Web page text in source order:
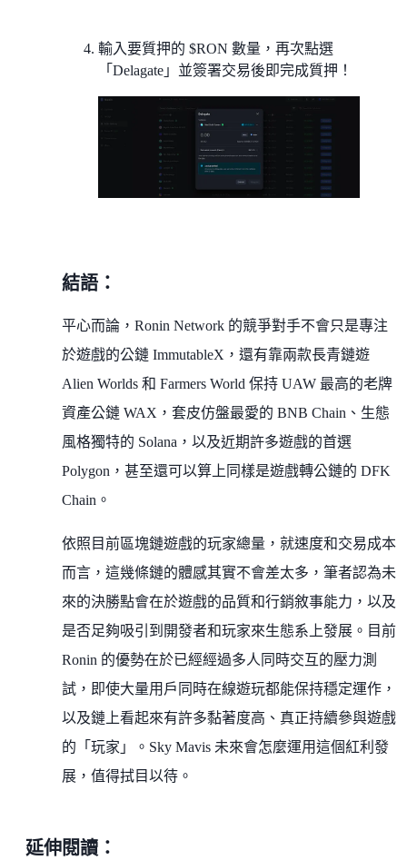
輸入要質押的 $RON 數量，再次點選
「Delagate」並簽署交易後即完成質押！
結語：
平心而論，Ronin Network 的競爭對手不會只是專注
於遊戲的公鏈 ImmutableX，還有靠兩款長青鏈遊
Alien Worlds 和 Farmers World 保持 UAW 最高的老牌
資產公鏈 WAX，套皮仿盤最愛的 BNB Chain、生態
風格獨特的 Solana，以及近期許多遊戲的首選
Polygon，甚至還可以算上同樣是遊戲轉公鏈的 DFK
Chain。
依照目前區塊鏈遊戲的玩家總量，就速度和交易成本
而言，這幾條鏈的體感其實不會差太多，筆者認為未
來的決勝點會在於遊戲的品質和行銷敘事能力，以及
是否足夠吸引到開發者和玩家來生態系上發展。目前
Ronin 的優勢在於已經經過多人同時交互的壓力測
試，即使大量用戶同時在線遊玩都能保持穩定運作，
以及鏈上看起來有許多黏著度高、真正持續參與遊戲
的「玩家」。Sky Mavis 未來會怎麼運用這個紅利發
展，值得拭目以待。
延伸閱讀：